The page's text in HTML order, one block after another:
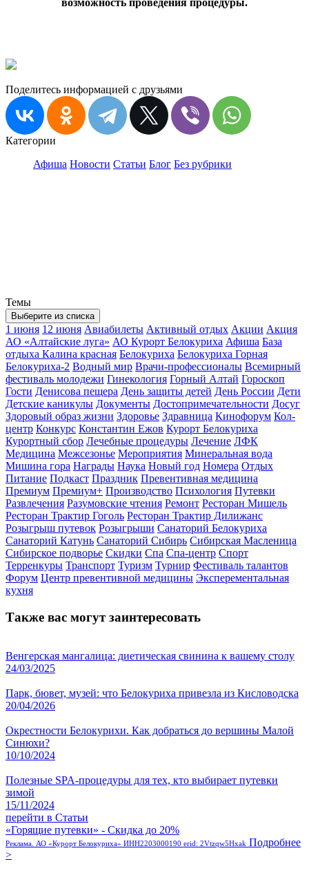
Поделитесь информацией с друзьями
Категории
Афиша Новости Статьи Блог Без рубрики
Темы
Выберите из списка
1 июня 12 июня Авиабилеты Активный отдых Акции Акция
АО «Алтайские луга» АО Курорт Белокуриха Афиша База
отдыха Калина красная Белокуриха Белокуриха Горная
Белокуриха-2 Водный мир Врачи-профессионалы Всемирный
фестиваль молодежи Гинекология Горный Алтай Гороскоп
Гости Денисова пещера День защиты детей День России Дети
Детские каникулы Документы Достопримечательности Досуг
Здоровый образ жизни Здоровье Здравница Кинофорум Кол-
центр Конкурс Константин Ежов Курорт Белокуриха
Курортный сбор Лечебные процедуры Лечение ЛФК
Медицина Межсезонье Мероприятия Минеральная вода
Мишина гора Награды Наука Новый год Номера Отдых
Питание Подкаст Праздник Превентивная медицина
Премиум Премиум+ Производство Психология Путевки
Развлечения Разумовские чтения Ремонт Ресторан Мишель
Ресторан Трактир Гоголь Ресторан Трактир Дилижанс
Розыгрыш путевок Розыгрыши Санаторий Белокуриха
Санаторий Катунь Санаторий Сибирь Сибирская Масленица
Сибирское подворье Скидки Спа Спа-центр Спорт
Терренкуры Транспорт Туризм Турнир Фестиваль талантов
Форум Центр превентивной медицины Эксперементальная
кухня
Также вас могут заинтересовать
Венгерская мангалица: диетическая свинина к вашему столу
24/03/2025
Парк, бювет, музей: что Белокуриха привезла из Кисловодска
20/04/2026
Окрестности Белокурихи. Как добраться до вершины Малой
Синюхи?
10/10/2024
Полезные SPA-процедуры для тех, кто выбирает путевки
зимой
15/11/2024
перейти в Статьи
«Горящие путевки» - Скидка до 20%
Реклама. АО «Курорт Белокуриха» ИНН2203000190 erid: 2Vtzqw5Hxak Подробнее
>